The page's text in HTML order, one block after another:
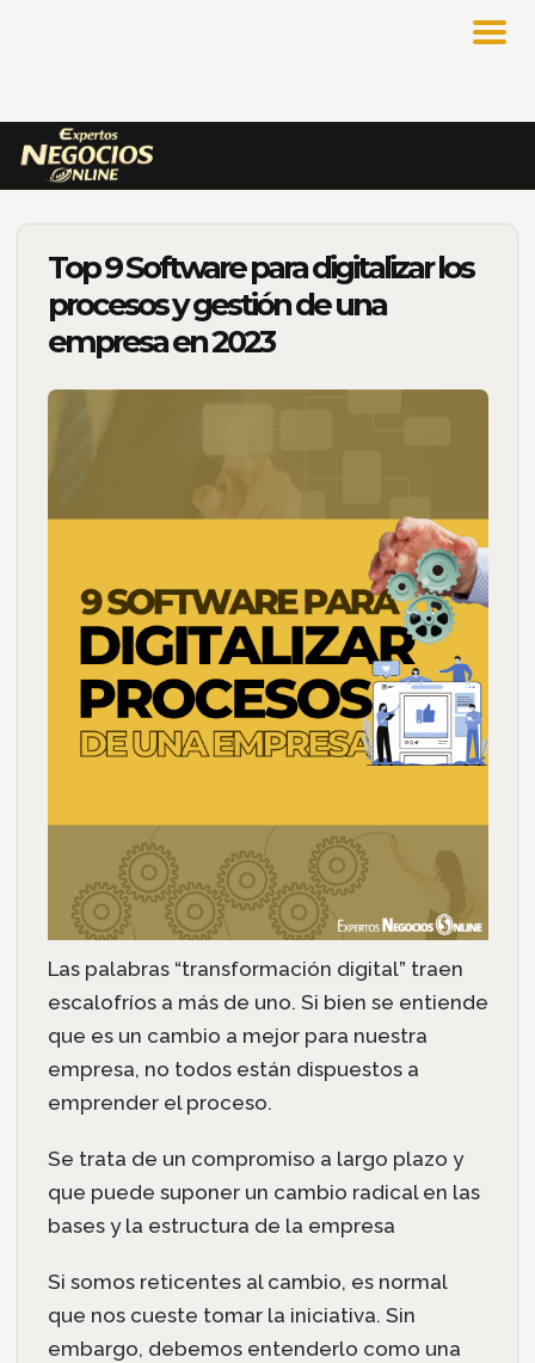
Top 9 Software para digitalizar los
procesos y gestión de una
empresa en 2023
Las palabras “transformación digital” traen
escalofríos a más de uno. Si bien se entiende
que es un cambio a mejor para nuestra
empresa, no todos están dispuestos a
emprender el proceso.
Se trata de un compromiso a largo plazo y
que puede suponer un cambio radical en las
bases y la estructura de la empresa
Si somos reticentes al cambio, es normal
que nos cueste tomar la iniciativa. Sin
embargo, debemos entenderlo como una